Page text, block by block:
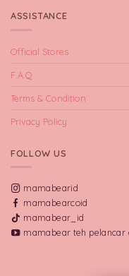
ASSISTANCE
Official Stores
F.A.Q
Terms & Condition
Privacy Policy
FOLLOW US
mamabearid
mamabearcoid
mamabear_id
mamabear teh pelancar